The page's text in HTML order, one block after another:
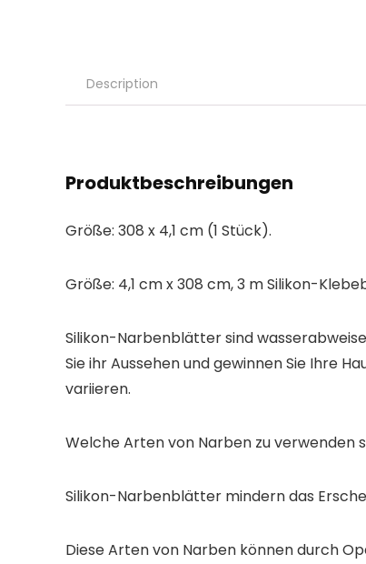
Description
Produktbeschreibungen
Größe: 308 x 4,1 cm (1 Stück).
Größe: 4,1 cm x 308 cm, 3 m Silikon-
Silikon-Narbenblätter sind
Sie ihr Aussehen und gewinnen Sie Ihre
variieren.
Welche Arten von Narben zu verwenden
Silikon-Narbenblätter mindern das
Diese Arten von Narben können durch